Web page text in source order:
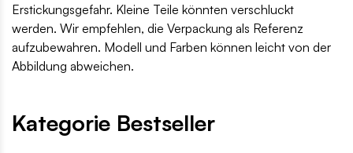
Erstickungsgefahr. Kleine Teile könnten verschluckt
werden. Wir empfehlen, die Verpackung als Referenz
aufzubewahren. Modell und Farben können leicht von der
Abbildung abweichen.
Kategorie Bestseller